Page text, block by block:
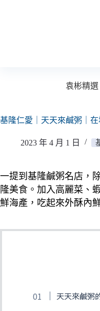
袁彬精選
基隆仁愛｜天天來鹹粥｜
2023 年 4 月 1 日
一提到基隆鹹粥名店，
隆美食。 加入高麗菜、
鮮海產，吃起來外酥內
天天來鹹粥